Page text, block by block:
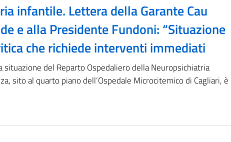
infantile. Lettera della Garante Cau
e alla Presidente Fundoni: “Situazione
che richiede interventi immediati
del Reparto Ospedaliero della Neuropsichiatria
sito al quarto piano dell’Ospedale Microcitemico di Cagliari, è